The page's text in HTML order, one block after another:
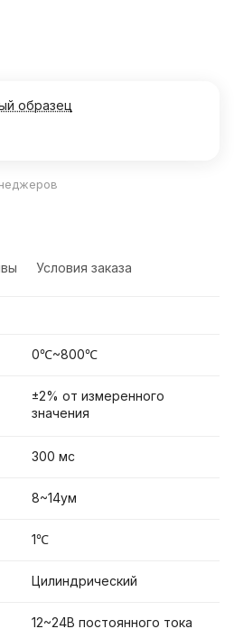
образец
Условия заказа
0℃~800℃
±2% от измеренного
значения
300 мс
8~14ум
1℃
Цилиндрический
12~24В постоянного тока